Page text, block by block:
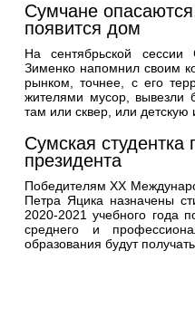
Сумчане
появится дом
На сентябрьской сессии
Зименко напомнил своим
рынком, точнее, с его
жителями мусор, вывезли
там или сквер, или
Сумская
президента
Победителям XХ
Петра Яцика назначены
2020-2021 учебного года
среднего и
образования будут